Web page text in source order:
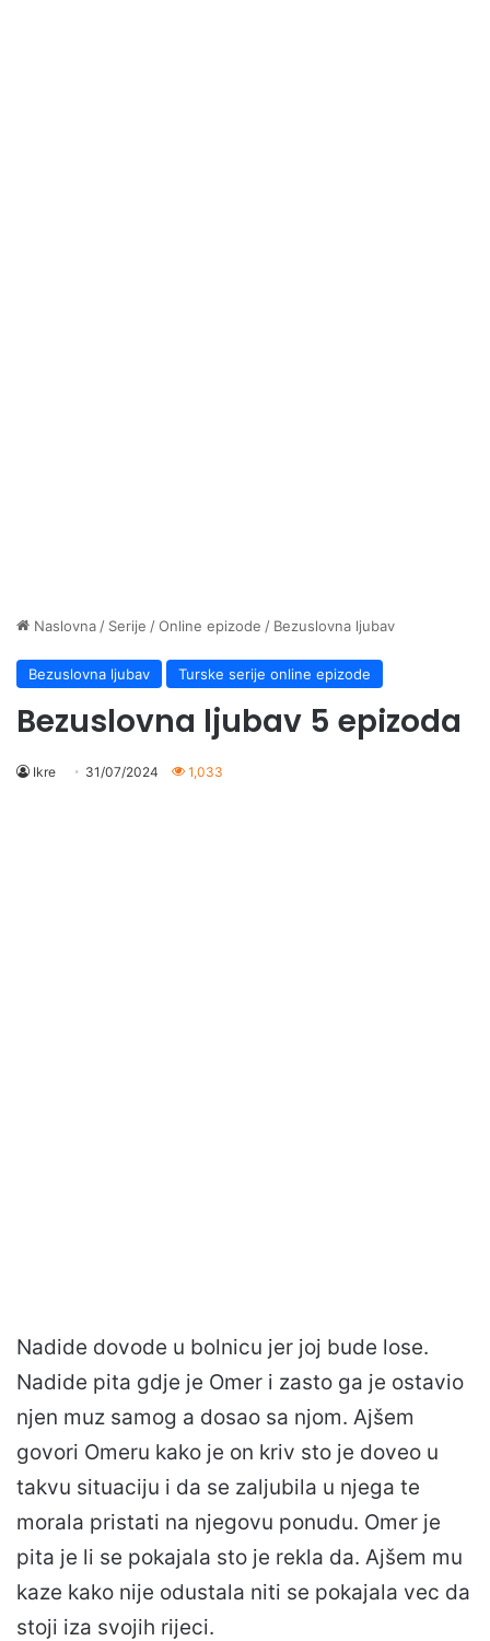
Naslovna / Serije /Online epizode / Bezuslovna ljubav
Bezuslovna ljubav Turske serije online epizode
Bezuslovna ljubav 5 epizoda
Ikre 31/07/2024 1,033
Nadide dovode u bolnicu jer joj bude lose.
Nadide pita gdje je Omer i zasto ga je ostavio
njen muz samog a dosao sa njom. Ajšem
govori Omeru kako je on kriv sto je doveo u
takvu situaciju i da se zaljubila u njega te
morala pristati na njegovu ponudu. Omer je
pita je li se pokajala sto je rekla da. Ajšem mu
kaze kako nije odustala niti se pokajala vec da
stoji iza svojih rijeci.